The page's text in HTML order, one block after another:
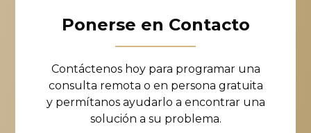
Ponerse en Contacto
Contáctenos hoy para programar una
consulta remota o en persona gratuita
y permítanos ayudarlo a encontrar una
solución a su problema.